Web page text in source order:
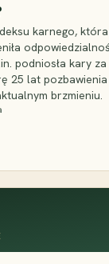
karnego,
podniosła kary
25 lat
brzmieniu.